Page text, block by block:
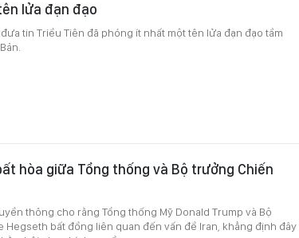
lửa đạn đạo
tin Triều Tiên đã phóng ít nhất một tên lửa đạn đạo tầm
hòa giữa Tổng thống và Bộ trưởng Chiến
thông cho rằng Tổng thống Mỹ Donald Trump và Bộ
Hegseth bất đồng liên quan đến vấn đề Iran, khẳng định đây